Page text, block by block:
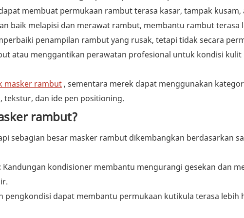
membuat permukaan rambut terasa kasar, tampak kusam,
baik melapisi dan merawat rambut, membantu rambut terasa
penampilan rambut yang rusak, tetapi tidak secara
atau menggantikan perawatan profesional untuk kondisi kulit
masker rambut, sementara merek dapat menggunakan
dan ide pen positioning.
rambut?
sebagian besar masker rambut dikembangkan berdasarkan
Kandungan kondisioner membantu mengurangi gesekan dan
pengkondisi dapat membantu permukaan kutikula terasa lebih